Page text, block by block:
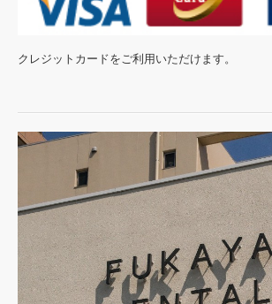
クレジットカードをご利用いただけます。